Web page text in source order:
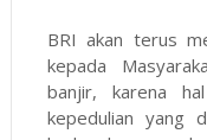
BRI akan terus
kepada
banjir, karena
kepedulian yang